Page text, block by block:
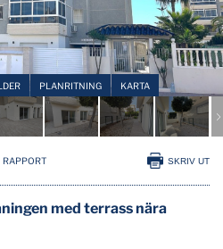
PLANRITNING KARTA
RAPPORT SKRIV UT
med terrass nära